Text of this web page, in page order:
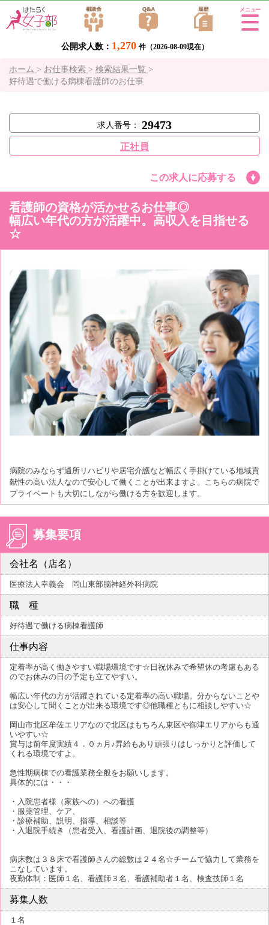
公開求人数： 1,270 件（2026-08-09現在）
Tog
ホーム > お仕事検索 > 検索結果一覧 >
好待遇で働ける病棟看護師のお仕事
求人番号： 29473
正社員
この求人に応募する
看護師の資格が活かせるお仕事◎
幅広い年代の方が活躍中。高収入を目指せる
☆
病院のみならず通所リハビリや居宅介護など幅広く手掛けている地域貢
献性の高い法人なので安心して働くことが出来ますよ。こちらの病院で
プライベートも大切にしながら働ける方を歓迎します。
募集要項
会社名（店名）
医療法人幸義会 岡山東部脳神経外科病院
職 種
好待遇で働ける病棟看護師
仕事内容
定着率が高く働きやすい職場環境です☆日祝休みで希望休の考慮もある
のでお休みの日の予定も立てやすい。
幅広い年代の方が活躍されている定着率の高い職場。分からないことや
は安心して聞くことが出来る環境です◎他職種ともに相談しやすい☆
岡山市北区牟佐エリアなので北区はもちろん東区や御津エリアからも通
いやすい☆
賞与は前年度実績４．０ヵ月♪昇給もあり頑張りはしっかりと評価して
くれる環境ですよ。
急性期病棟での看護業務全般をお願いします。
具体的には・・・
・入院患者様（家族への）への看護
・服薬管理、ケア、
・診療補助、説明、指導、相談等
・入退院手続き（患者受入、看護計画、退院後の調整等）
病床数は３８床で看護師さんの総数は２４名☆チームで協力して業務を
こなしています。
夜勤体制：医師１名、看護師３名、看護補助者１名、検査技師１名
募集人数
１名